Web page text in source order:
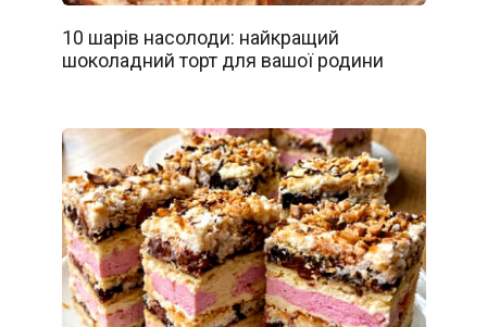
10 шарів насолоди: найкращий
шоколадний торт для вашої родини